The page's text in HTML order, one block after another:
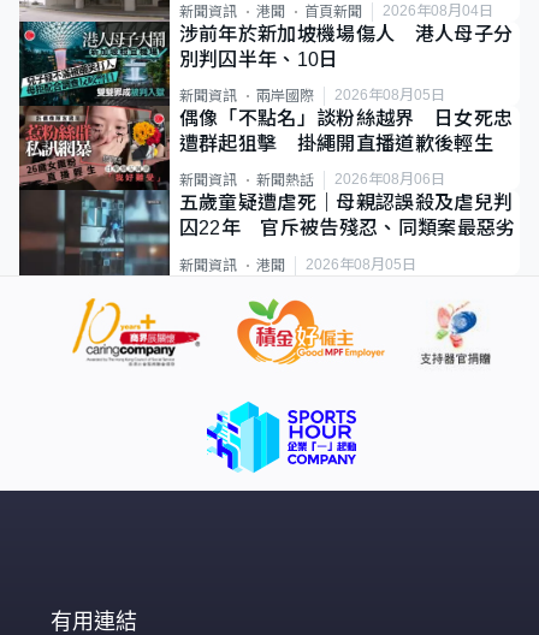
新聞資訊 港聞 首頁新聞 2026年08月04日
涉前年於新加坡機場傷人 港人母子分
別判囚半年、10日
新聞資訊 兩岸國際 2026年08月05日
偶像「不點名」談粉絲越界 日女死忠
遭群起狙擊 掛繩開直播道歉後輕生
新聞資訊 新聞熱話 2026年08月06日
五歲童疑遭虐死｜母親認誤殺及虐兒判
囚22年 官斥被告殘忍、同類案最惡劣
新聞資訊 港聞 2026年08月05日
有用連結